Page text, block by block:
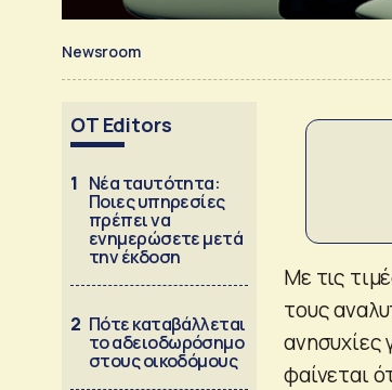
Newsroom
OT Editors
1 Νέα ταυτότητα:
Ποιες υπηρεσίες
πρέπει να
ενημερώσετε μετά
την έκδοση
2 Πότε καταβάλλεται
το αδειοδωρόσημο
στους οικοδόμους
Με τις
τους
ανησυχίες
φαίνεται